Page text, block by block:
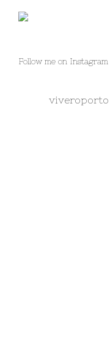
Follow me on Instagram
viveroporto